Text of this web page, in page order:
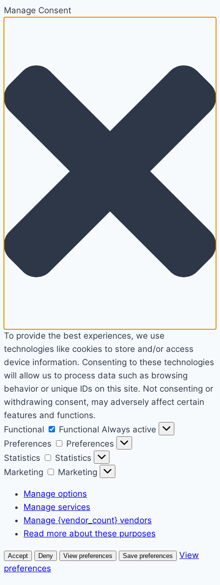
Manage Consent
To provide the best experiences, we use
technologies like cookies to store and/or access
device information. Consenting to these technologies
will allow us to process data such as browsing
behavior or unique IDs on this site. Not consenting or
withdrawing consent, may adversely affect certain
features and functions.
Functional
Functional Always active
Preferences
Preferences
Statistics
Statistics
Marketing
Marketing
Manage options
Manage services
Manage {vendor_count} vendors
Read more about these purposes
Accept Deny View preferences Save preferences
View
preferences